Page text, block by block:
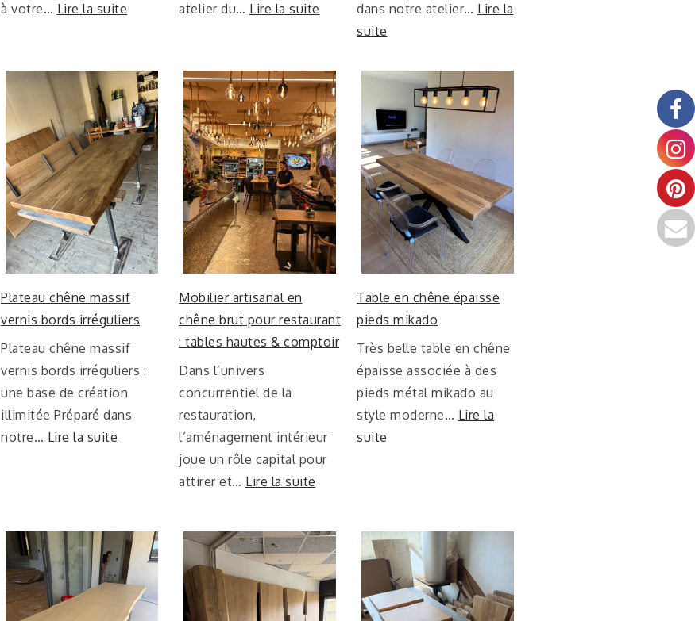
à votre… Lire la suite
atelier du… Lire la suite
dans notre atelier… Lire la
suite
Plateau chêne massif
vernis bords irréguliers
Plateau chêne massif
vernis bords irréguliers :
une base de création
illimitée Préparé dans
notre… Lire la suite
Mobilier artisanal en
chêne brut pour restaurant
: tables hautes & comptoir
Dans l’univers
concurrentiel de la
restauration,
l’aménagement intérieur
joue un rôle capital pour
attirer et… Lire la suite
Table en chêne épaisse
pieds mikado
Très belle table en chêne
épaisse associée à des
pieds métal mikado au
style moderne… Lire la
suite